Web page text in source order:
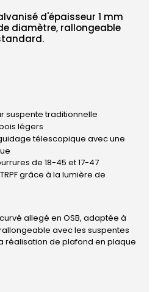
d'épaisseur 1 mm
diamètre, rallongeable
suspente traditionnelle
légers
télescopique avec une
de 18-45 et 17-47
grâce à la lumière de
allegé en OSB, adaptée à
avec les suspentes
réalisation de plafond en plaque